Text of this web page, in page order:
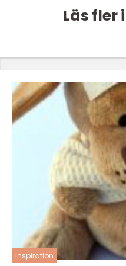
Läs fler
inspiration